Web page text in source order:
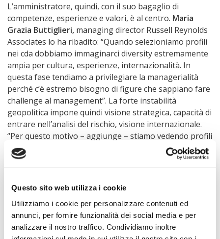
Questo sito web utilizza i cookie
Utilizziamo i cookie per personalizzare contenuti ed
annunci, per fornire funzionalità dei social media e per
analizzare il nostro traffico. Condividiamo inoltre
L’amministratore, quindi, con il suo bagaglio di
competenze, esperienze e valori, è al centro. Maria
Grazia Buttiglieri, managing director Russell Reynolds
Associates lo ha ribadito: “Quando selezioniamo profili
nei cda dobbiamo immaginarci diversity estremamente
ampia per cultura, esperienze, internazionalità. In
questa fase tendiamo a privilegiare la managerialità
perché c’è estremo bisogno di figure che sappiano fare
challenge al management”. La forte instabilità
geopolitica impone quindi visione strategica, capacità di
entrare nell’analisi del rischio, visione internazionale.
“Per questo motivo – aggiunge – stiamo vedendo profili
che vengono dalla diplomazia e dalle forze armate”.
officer
L’instabilità globale va trattata quindi per quello che è:
una variabile strategica, concreta e quotidiana per